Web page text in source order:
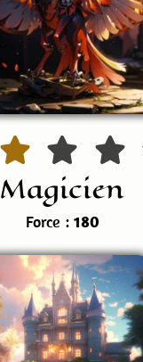
Magicien
Force : 180